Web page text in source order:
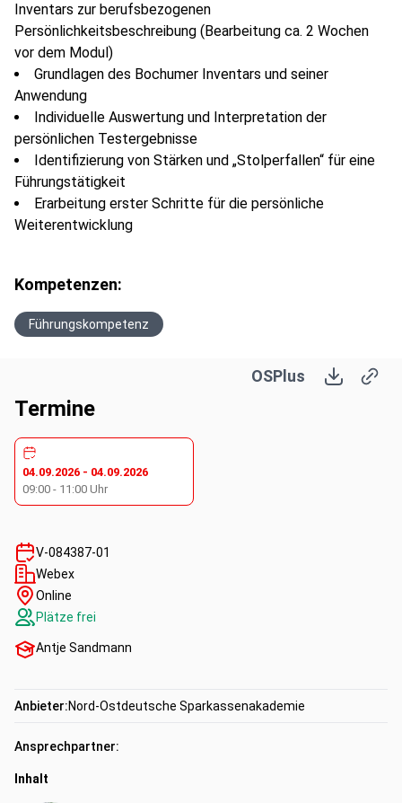
Inventars zur berufsbezogenen
Persönlichkeitsbeschreibung (Bearbeitung ca. 2 Wochen
vor dem Modul)
Grundlagen des Bochumer Inventars und seiner
Anwendung
Individuelle Auswertung und Interpretation der
persönlichen Testergebnisse
Identifizierung von Stärken und „Stolperfallen“ für eine
Führungstätigkeit
Erarbeitung erster Schritte für die persönliche
Weiterentwicklung
Kompetenzen:
Führungskompetenz
OSPlus
Termine
04.09.2026 - 04.09.2026
09:00 - 11:00 Uhr
V-084387-01
Webex
Online
Plätze frei
Antje Sandmann
Anbieter:Nord-Ostdeutsche Sparkassenakademie
Ansprechpartner:
Inhalt